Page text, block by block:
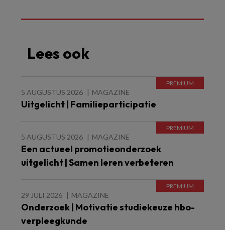
Lees ook
5 AUGUSTUS 2026 MAGAZINE
Uitgelicht | Familieparticipatie
5 AUGUSTUS 2026 MAGAZINE
Een actueel promotieonderzoek
uitgelicht | Samen leren verbeteren
29 JULI 2026 MAGAZINE
Onderzoek | Motivatie studiekeuze hbo-
verpleegkunde